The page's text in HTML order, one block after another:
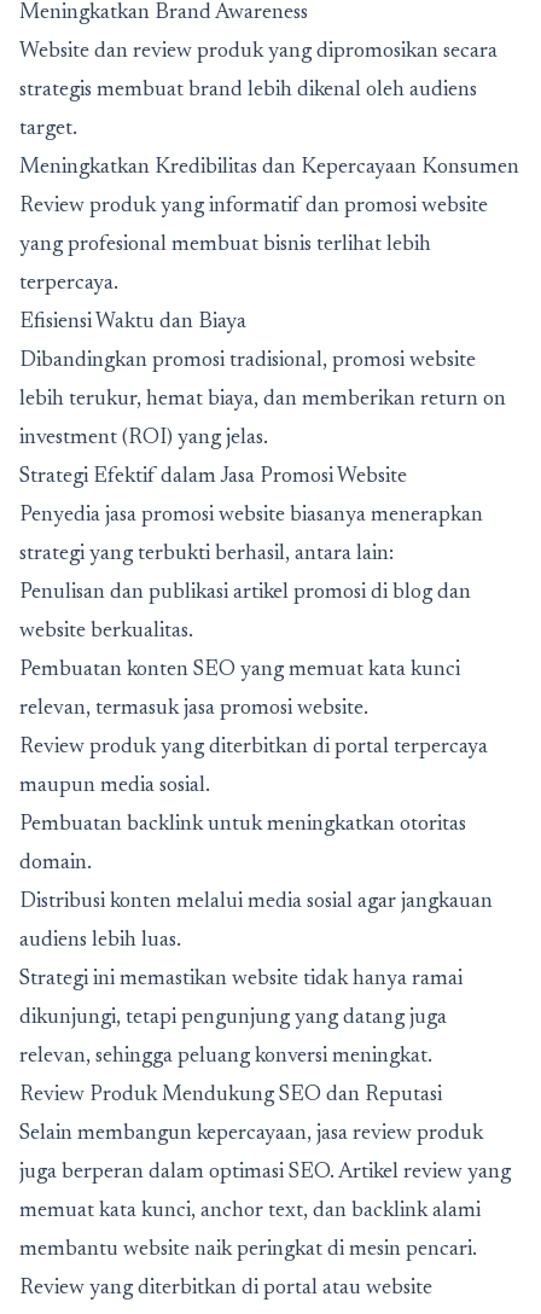
Meningkatkan Brand Awareness
Website dan review produk yang dipromosikan secara
strategis membuat brand lebih dikenal oleh audiens
target.
Meningkatkan Kredibilitas dan Kepercayaan Konsumen
Review produk yang informatif dan promosi website
yang profesional membuat bisnis terlihat lebih
terpercaya.
Efisiensi Waktu dan Biaya
Dibandingkan promosi tradisional, promosi website
lebih terukur, hemat biaya, dan memberikan return on
investment (ROI) yang jelas.
Strategi Efektif dalam Jasa Promosi Website
Penyedia jasa promosi website biasanya menerapkan
strategi yang terbukti berhasil, antara lain:
Penulisan dan publikasi artikel promosi di blog dan
website berkualitas.
Pembuatan konten SEO yang memuat kata kunci
relevan, termasuk jasa promosi website.
Review produk yang diterbitkan di portal terpercaya
maupun media sosial.
Pembuatan backlink untuk meningkatkan otoritas
domain.
Distribusi konten melalui media sosial agar jangkauan
audiens lebih luas.
Strategi ini memastikan website tidak hanya ramai
dikunjungi, tetapi pengunjung yang datang juga
relevan, sehingga peluang konversi meningkat.
Review Produk Mendukung SEO dan Reputasi
Selain membangun kepercayaan, jasa review produk
juga berperan dalam optimasi SEO. Artikel review yang
memuat kata kunci, anchor text, dan backlink alami
membantu website naik peringkat di mesin pencari.
Review yang diterbitkan di portal atau website